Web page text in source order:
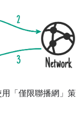
「僅限聯播網」 策